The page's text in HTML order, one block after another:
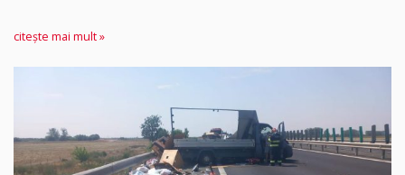
citește mai mult »